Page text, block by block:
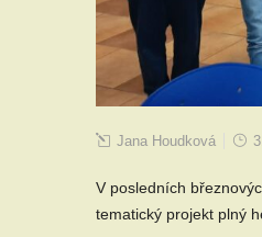
Jana Houdková
V posledních
tematický projekt plný